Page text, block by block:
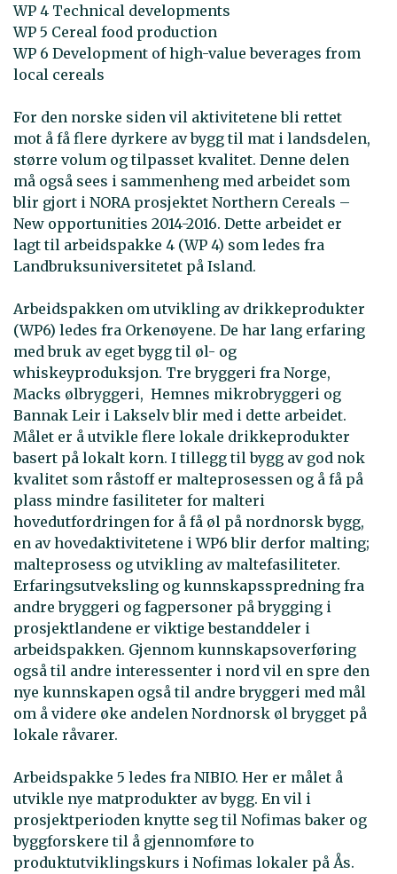
WP 4 Technical developments
WP 5 Cereal food production
WP 6 Development of high-value beverages from
local cereals
For den norske siden vil aktivitetene bli rettet
mot å få flere dyrkere av bygg til mat i landsdelen,
større volum og tilpasset kvalitet. Denne delen
må også sees i sammenheng med arbeidet som
blir gjort i NORA prosjektet Northern Cereals –
New opportunities 2014-2016. Dette arbeidet er
lagt til arbeidspakke 4 (WP 4) som ledes fra
Landbruksuniversitetet på Island.
Arbeidspakken om utvikling av drikkeprodukter
(WP6) ledes fra Orkenøyene. De har lang erfaring
med bruk av eget bygg til øl- og
whiskeyproduksjon. Tre bryggeri fra Norge,
Macks ølbryggeri, Hemnes mikrobryggeri og
Bannak Leir i Lakselv blir med i dette arbeidet.
Målet er å utvikle flere lokale drikkeprodukter
basert på lokalt korn. I tillegg til bygg av god nok
kvalitet som råstoff er malteprosessen og å få på
plass mindre fasiliteter for malteri
hovedutfordringen for å få øl på nordnorsk bygg,
en av hovedaktivitetene i WP6 blir derfor malting;
malteprosess og utvikling av maltefasiliteter.
Erfaringsutveksling og kunnskapsspredning fra
andre bryggeri og fagpersoner på brygging i
prosjektlandene er viktige bestanddeler i
arbeidspakken. Gjennom kunnskapsoverføring
også til andre interessenter i nord vil en spre den
nye kunnskapen også til andre bryggeri med mål
om å videre øke andelen Nordnorsk øl brygget på
lokale råvarer.
Arbeidspakke 5 ledes fra NIBIO. Her er målet å
utvikle nye matprodukter av bygg. En vil i
prosjektperioden knytte seg til Nofimas baker og
byggforskere til å gjennomføre to
produktutviklingskurs i Nofimas lokaler på Ås.